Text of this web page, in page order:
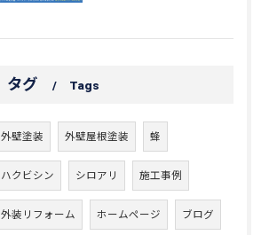
タグ Tags
外壁塗装 外壁屋根塗装 蜂
ハクビシン シロアリ 施工事例
外装リフォーム ホームページ ブログ